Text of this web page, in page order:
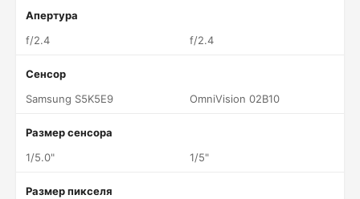
Апертура
f/2.4
f/2.4
Сенсор
Samsung S5K5E9
OmniVision 02B10
Размер сенсора
1/5.0"
1/5"
Размер пикселя